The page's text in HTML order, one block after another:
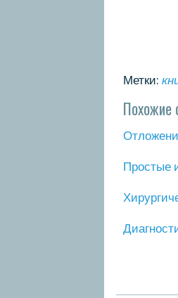
Метки:
Похожие
Прοстые